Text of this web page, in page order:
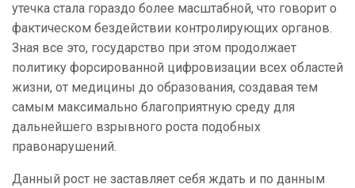
утечка стала гораздо более масштабной, что говорит о
фактическом бездействии контролирующих органов.
Зная все это, государство при этом продолжает
политику форсированной цифровизации всех областей
жизни, от медицины до образования, создавая тем
самым максимально благоприятную среду для
дальнейшего взрывного роста подобных
правонарушений.
Данный рост не заставляет себя ждать и по данным